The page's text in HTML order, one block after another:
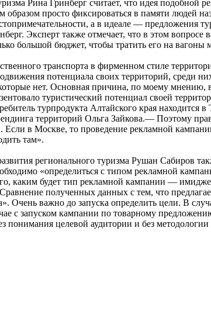
Рина Гринберг считает, что идея подобной
образом просто фиксироваться в памяти людей
а в идеале — предложения
Эксперт также отмечает, что в этом
большой бюджет, чтобы тратить его на
транспорта в фирменном стиле
потенциала своих территорий, среди
нет. Основная причина, по моему мнению,
туристический потенциал своей
турпродукта Алтайского края
территорий Ольга Зайкова.— Поэтому
Если в Москве, то проведение рекламной
там».
регионального туризма Рушан Сабиров
«определиться с типом рекламной
каким будет тип рекламной кампании —
полученных данных с тем, что
Очень важно до запуска определить цели. В
с запуском кампании по товарному
понимания целевой аудитории и без